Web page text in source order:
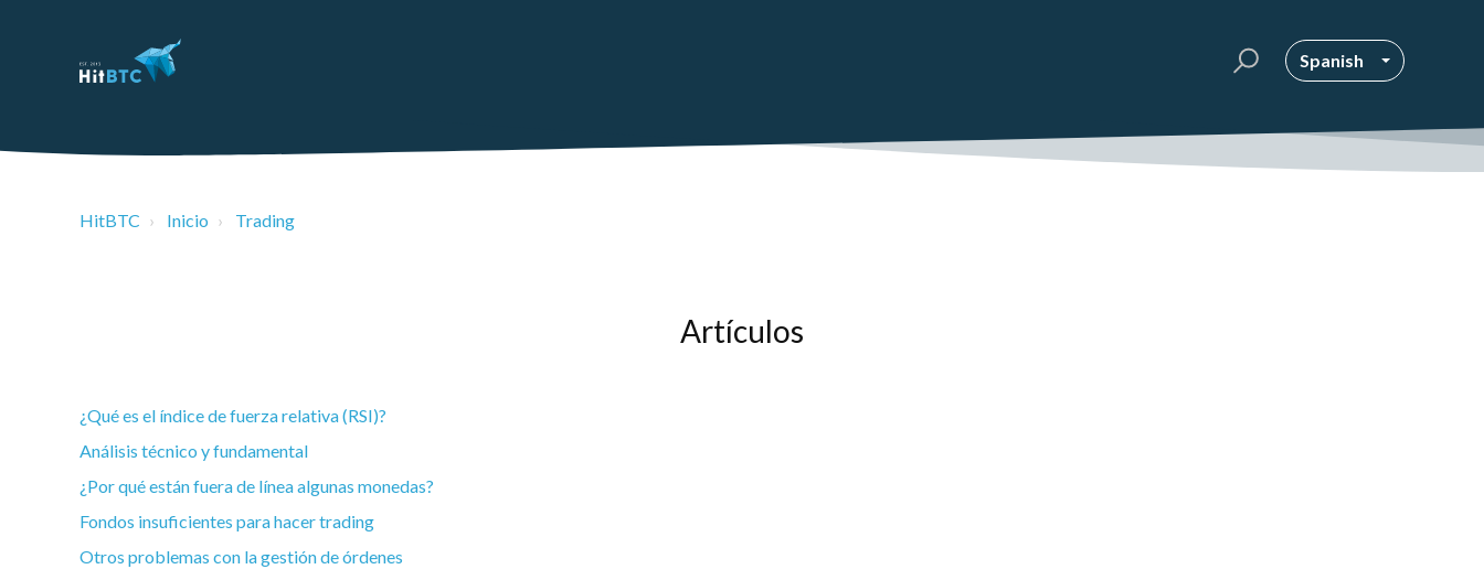
Spanish
HitBTC Inicio Trading
Artículos
¿Qué es el índice de fuerza relativa (RSI)?
Análisis técnico y fundamental
¿Por qué están fuera de línea algunas monedas?
Fondos insuficientes para hacer trading
Otros problemas con la gestión de órdenes